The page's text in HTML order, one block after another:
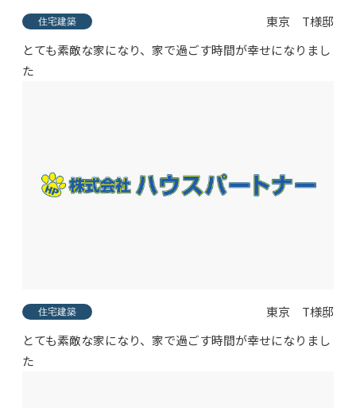
住宅建築
東京 T様邸
とても素敵な家になり、家で過ごす時間が幸せになりまし
た
住宅建築
東京 T様邸
とても素敵な家になり、家で過ごす時間が幸せになりまし
た